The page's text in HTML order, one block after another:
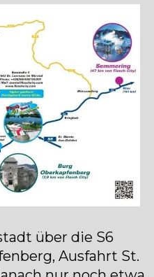
über die S6
Ausfahrt St.